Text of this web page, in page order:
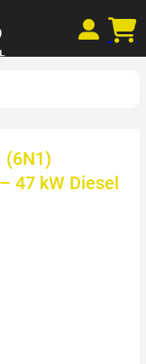
(6N1)
47 kW Diesel